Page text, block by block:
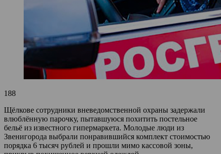
188
Щёлкове сотрудники вневедомственной охраны задержали
влюблённую парочку, пытавшуюся похитить постельное
бельё из известного гипермаркета. Молодые люди из
Звенигорода выбрали понравившийся комплект стоимостью
порядка 6 тысяч рублей и прошли мимо кассовой зоны,